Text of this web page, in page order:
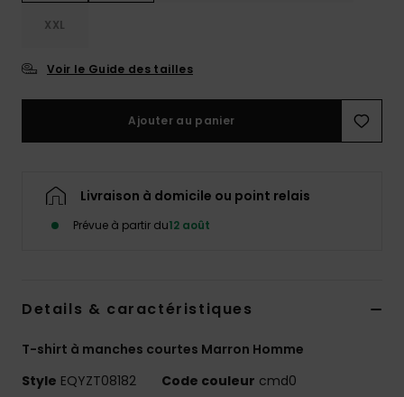
XXL
Voir le Guide des tailles
Ajouter au panier
Livraison à domicile ou point relais
Prévue à partir du12 août
Details & caractéristiques
T-shirt à manches courtes Marron Homme
Style EQYZT08182 Code couleur cmd0